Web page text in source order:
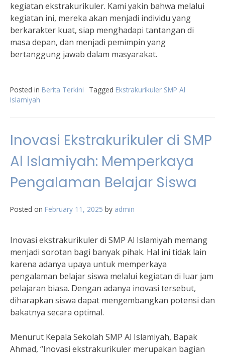
kegiatan ekstrakurikuler. Kami yakin bahwa melalui
kegiatan ini, mereka akan menjadi individu yang
berkarakter kuat, siap menghadapi tantangan di
masa depan, dan menjadi pemimpin yang
bertanggung jawab dalam masyarakat.
Posted in Berita Terkini Tagged Ekstrakurikuler SMP Al
Islamiyah
Inovasi Ekstrakurikuler di SMP
Al Islamiyah: Memperkaya
Pengalaman Belajar Siswa
Posted on February 11, 2025 by admin
Inovasi ekstrakurikuler di SMP Al Islamiyah memang
menjadi sorotan bagi banyak pihak. Hal ini tidak lain
karena adanya upaya untuk memperkaya
pengalaman belajar siswa melalui kegiatan di luar jam
pelajaran biasa. Dengan adanya inovasi tersebut,
diharapkan siswa dapat mengembangkan potensi dan
bakatnya secara optimal.
Menurut Kepala Sekolah SMP Al Islamiyah, Bapak
Ahmad, “Inovasi ekstrakurikuler merupakan bagian